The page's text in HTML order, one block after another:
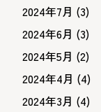
2024年7月 (3)
2024年6月 (3)
2024年5月 (2)
2024年4月 (4)
2024年3月 (4)